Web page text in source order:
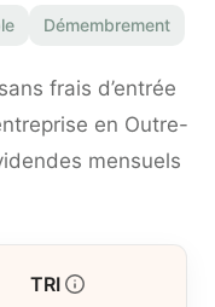
Démembrement
frais d’entrée
en Outre-
mensuels
TRI